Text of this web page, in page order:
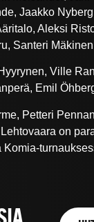
Jaakko
Aleksi
Santeri Mäkinen
Ville
Emil
Petteri
on